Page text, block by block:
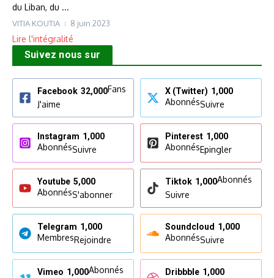
du Liban, du ...
VITIA KOUTIA 8 juin 2023
Lire l'intégralité
Suivez nous sur
Facebook 32,000Fans
J'aime
X (Twitter) 1,000
AbonnésSuivre
Instagram 1,000
AbonnésSuivre
Pinterest 1,000
AbonnésEpingler
Youtube 5,000
AbonnésS'abonner
Tiktok 1,000Abonnés
Suivre
Telegram 1,000
MembresRejoindre
Soundcloud 1,000
AbonnésSuivre
Vimeo 1,000Abonnés Dribbble 1,000